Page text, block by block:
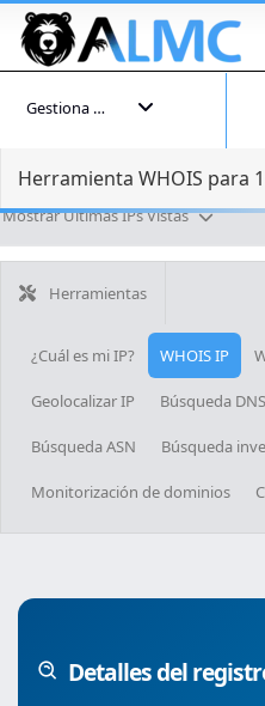
Gestiona tu cuenta
Herramienta WHOIS para
Mostrar Últimas IPs Vistas
Herramientas
¿Cuál es mi IP? WHOIS IP
Geolocalizar IP Búsqueda DNS
Búsqueda ASN Búsqueda
Monitorización de dominios
Detalles del